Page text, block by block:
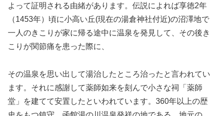
よって証明される由緒があります。伝説によれば享徳2年
（1453年）頃に小高い丘(現在の湯倉神社付近)の沼澤地で
一人のきこりが家に帰る途中に温泉を発見して、その後き
こりが関節痛を患った際に、
その温泉を思い出して湯治したところ治ったと言われてい
ます。それに感謝して薬師如来を刻んで小さな祠「薬師
堂」を建てて安置したといわれています。360年以上の歴